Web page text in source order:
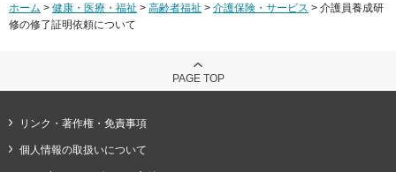
ホーム > 健康・医療・福祉 > 高齢者福祉 > 介護保険・サービス > 介護員養成研
修の修了証明依頼について
PAGE TOP
リンク・著作権・免責事項
個人情報の取扱いについて